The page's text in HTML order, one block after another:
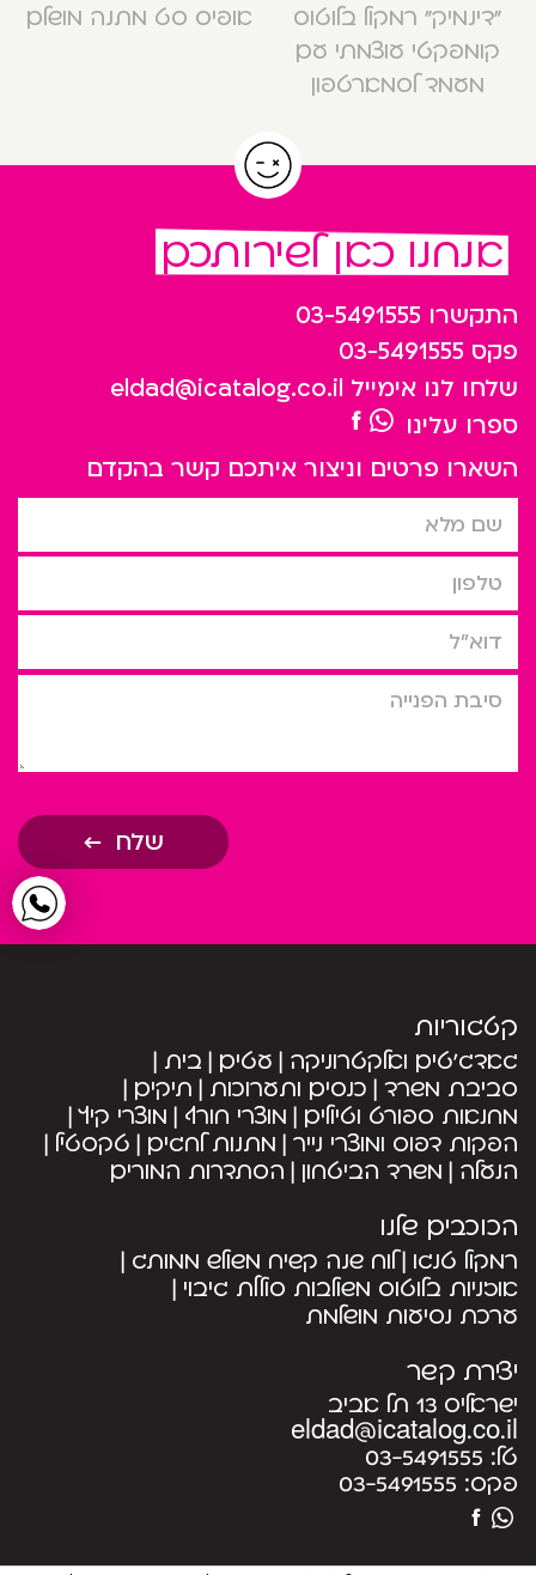
“דינמיק” רמקול בלוטוס
קומפקטי עוצמתי עם
מעמד לסמארטפון
אופיס סט מתנה מושלם
אנחנו כאן לשירותכם
התקשרו 03-5491555
פקס 03-5491555
שלחו לנו אימייל eldad@icatalog.co.il
ספרו עלינו
השארו פרטים וניצור איתכם קשר בהקדם
שם מלא
טלפון
דוא”ל
סיבת הפניה
שלח
קטגוריות
גאדג’טים ואלקטרוניקה עטים בית
סביבת משרד כנסים ותערוכות תיקים
מחנאות ספורט וטיולים מוצרי חורף מוצרי קיץ
הפקות דפוס ומוצרי נייר מתנות לחגים טקסטיל
הנעלה משרד הביטחון הסתדרות המורים
הכוכבים שלנו
רמקול טנגו לוח שנה קשיח משולש ממותג
אוזניות בלוטוס משולבות סוללת גיבוי
ערכת נסיעות מושלמת
יצירת קשר
ישראליס 13 תל אביב
eldad@icatalog.co.il
טל: 03-5491555
פקס: 03-5491555